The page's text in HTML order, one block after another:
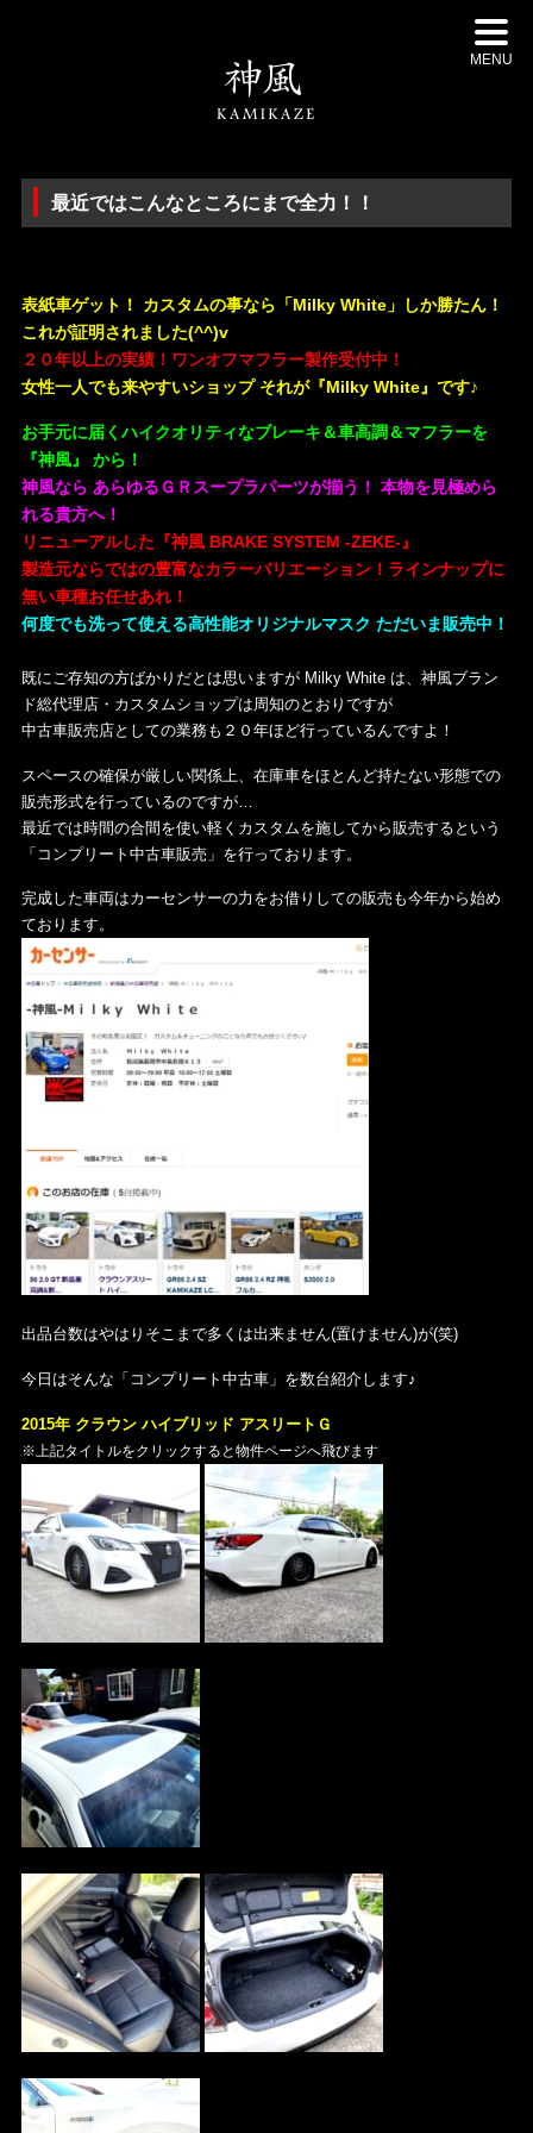
MENU
最近ではこんなところにまで全力！！
表紙車ゲット！ カスタムの事なら「Milky White」しか勝たん！
これが証明されました(^^)v
２０年以上の実績！ワンオフマフラー製作受付中！
女性一人でも来やすいショップ それが『Milky White』です♪
お手元に届くハイクオリティなブレーキ＆車高調＆マフラーを
『神風』 から！
神風なら あらゆるＧＲスープラパーツが揃う！ 本物を見極めら
れる貴方へ！
リニューアルした『神風 BRAKE SYSTEM -ZEKE-』
製造元ならではの豊富なカラーバリエーション！ラインナップに
無い車種お任せあれ！
何度でも洗って使える高性能オリジナルマスク ただいま販売中！
既にご存知の方ばかりだとは思いますが Milky White は、神風ブラン
ド総代理店・カスタムショップは周知のとおりですが
中古車販売店としての業務も２０年ほど行っているんですよ！
スペースの確保が厳しい関係上、在庫車をほとんど持たない形態での
販売形式を行っているのですが…
最近では時間の合間を使い軽くカスタムを施してから販売するという
「コンプリート中古車販売」を行っております。
完成した車両はカーセンサーの力をお借りしての販売も今年から始め
ております。
出品台数はやはりそこまで多くは出来ません(置けません)が(笑)
今日はそんな「コンプリート中古車」を数台紹介します♪
2015年 クラウン ハイブリッド アスリートＧ
※上記タイトルをクリックすると物件ページへ飛びます